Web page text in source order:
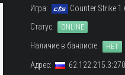
Игра:
Counter Strike
Статус:
ONLINE
Наличие в банлисте: НЕТ
Адрес: